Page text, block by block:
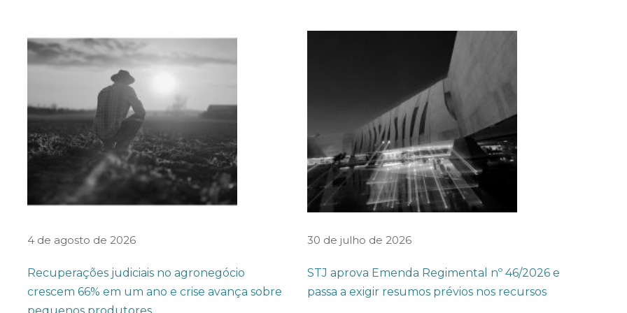
4 de agosto de 2026
Recuperações judiciais no agronegócio
crescem 66% em um ano e crise avança sobre
pequenos produtores
30 de julho de 2026
STJ aprova Emenda Regimental nº 46/2026 e
passa a exigir resumos prévios nos recursos